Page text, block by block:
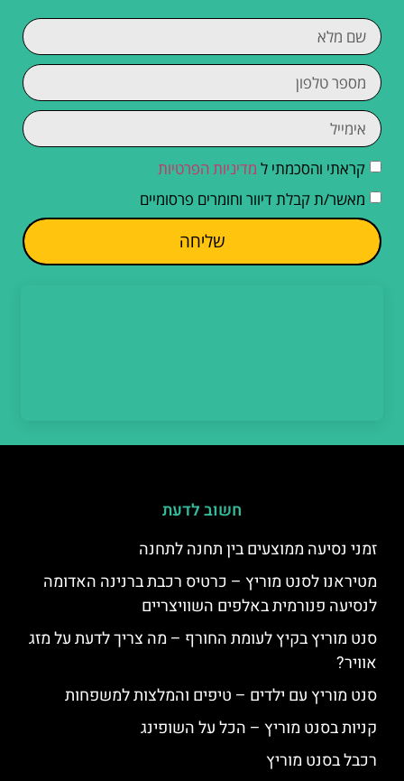
קראתי והסכמתי ל מדיניות הפרטיות
מאשר/ת קבלת דיוור וחומרים פרסומיים
שליחה
חשוב לדעת
זמני נסיעה ממוצעים בין תחנה לתחנה
מטיראנו לסנט מוריץ – כרטיס רכבת ברנינה האדומה
לנסיעה פנורמית באלפים השוויצריים
סנט מוריץ בקיץ לעומת החורף – מה צריך לדעת על מזג
אוויר?
סנט מוריץ עם ילדים – טיפים והמלצות למשפחות
קניות בסנט מוריץ – הכל על השופינג
רכבל בסנט מוריץ